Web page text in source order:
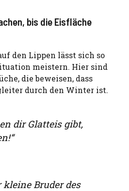
bis die Eisfläche
den Lippen lässt sich so
meistern. Hier sind
die beweisen, dass
durch den Winter ist.
dir Glatteis gibt,
kleine Bruder des